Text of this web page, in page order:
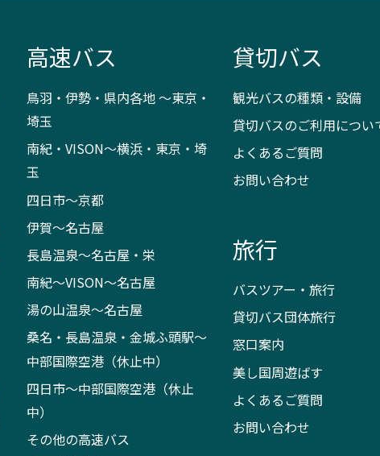
高速バス
鳥羽・伊勢・県内各地 ～東京・
埼玉
南紀・VISON～横浜・東京・埼
玉
四日市～京都
伊賀～名古屋
長島温泉～名古屋・栄
南紀～VISON～名古屋
湯の山温泉～名古屋
桑名・長島温泉・金城ふ頭駅～
中部国際空港（休止中）
四日市～中部国際空港（休止
中）
その他の高速バス
貸切バス
観光バスの種類・設備
貸切バスのご利用につい
よくあるご質問
お問い合わせ
旅行
バスツアー・旅行
貸切バス団体旅行
窓口案内
美し国周遊ばす
よくあるご質問
お問い合わせ